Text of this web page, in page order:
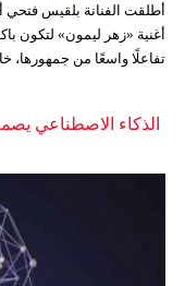
أطلقت الفنانة بلقيس فتحي
أغنية «زهر ليمون» لتكون
تفاعلًا واسعًا من جمهورها،
الذكاء الاصطناعي